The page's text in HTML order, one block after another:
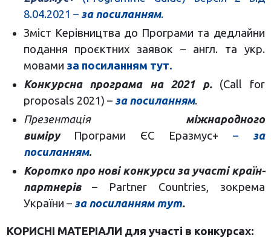
8.04.2021 –за посиланням.
Зміст Керівництва до Програми та дедлайни
подання проєктних заявок – англ. та укр.
мовами за посиланням тут.
Конкурсна програма на 2021 р.
(Call for
proposals 2021) – за посиланням.
Презентація міжнародного
виміру
Програми ЄС Еразмус+ – за
посиланням.
Коротко про нові конкурси за участі країн-
партнерів– Partner Countries, зокрема
України –за посиланням тут.
КОРИСНІ МАТЕРІАЛИ для участі в конкурсах: